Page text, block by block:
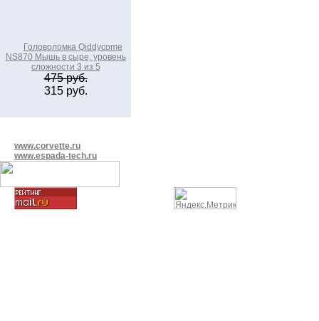
Головоломка Qiddycome
NS870 Мышь в сыре, уровень
сложности 3 из 5
475 руб.
315 руб.
www.corvette.ru
www.espada-tech.ru